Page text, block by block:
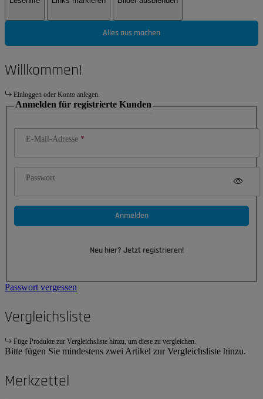
Alles aus machen
Willkommen!
Einloggen oder Konto anlegen.
Anmelden für registrierte Kunden
E-Mail-Adresse
Passwort
Anmelden
Neu hier? Jetzt registrieren!
Passwort vergessen
Vergleichsliste
Füge Produkte zur Vergleichsliste hinzu, um diese zu vergleichen.
Bitte fügen Sie mindestens zwei Artikel zur Vergleichsliste hinzu.
Merkzettel